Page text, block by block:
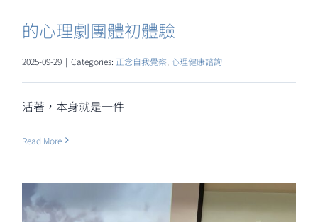
的心理劇團體初體驗
2025-09-29 | Categories: 正念自我覺察 心理健康諮詢
活著，本身就是一件
Read More